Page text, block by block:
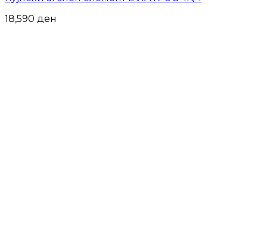
18,590 ден